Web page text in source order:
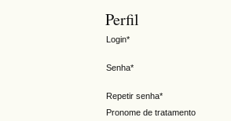
Perfil
Login*
Senha*
Repetir senha*
Pronome de tratamento